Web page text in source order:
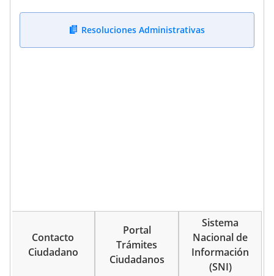
Resoluciones Administrativas
Contacto
Ciudadano
Portal
Trámites
Ciudadanos
Sistema
Nacional de
Información
(SNI)